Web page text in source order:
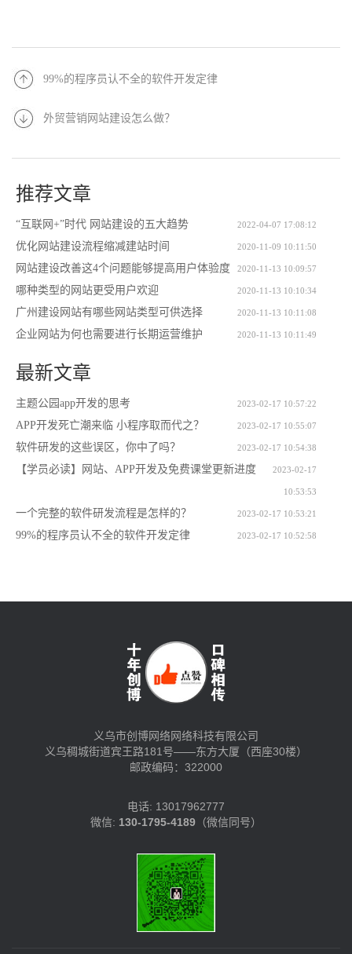
99%的程序员认不全的软件开发定律
外贸营销网站建设怎么做？
推荐文章
“互联网+”时代 网站建设的五大趋势 2022-04-07 17:08:12
优化网站建设流程缩减建站时间 2020-11-09 10:11:50
网站建设改善这4个问题能够提高用户体验度 2020-11-13 10:09:57
哪种类型的网站更受用户欢迎 2020-11-13 10:10:34
广州建设网站有哪些网站类型可供选择 2020-11-13 10:11:08
企业网站为何也需要进行长期运营维护 2020-11-13 10:11:49
最新文章
主题公园app开发的思考 2023-02-17 10:57:22
APP开发死亡潮来临 小程序取而代之？ 2023-02-17 10:55:07
软件研发的这些误区，你中了吗？ 2023-02-17 10:54:38
【学员必读】网站、APP开发及免费课堂更新进度 2023-02-17
10:53:53
一个完整的软件研发流程是怎样的？ 2023-02-17 10:53:21
99%的程序员认不全的软件开发定律 2023-02-17 10:52:58
义乌市创博网络网络科技有限公司
义乌稠城街道宾王路181号——东方大厦（西座30楼）
邮政编码：322000
电话: 13017962777
微信: 130-1795-4189 （微信同号）